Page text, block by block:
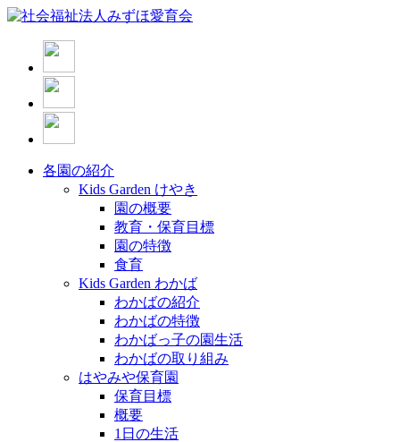
各園の紹介
Kids Garden けやき
園の概要
教育・保育目標
園の特徴
食育
Kids Garden わかば
わかばの紹介
わかばの特徴
わかばっ子の園生活
わかばの取り組み
はやみや保育園
保育目標
概要
1日の生活